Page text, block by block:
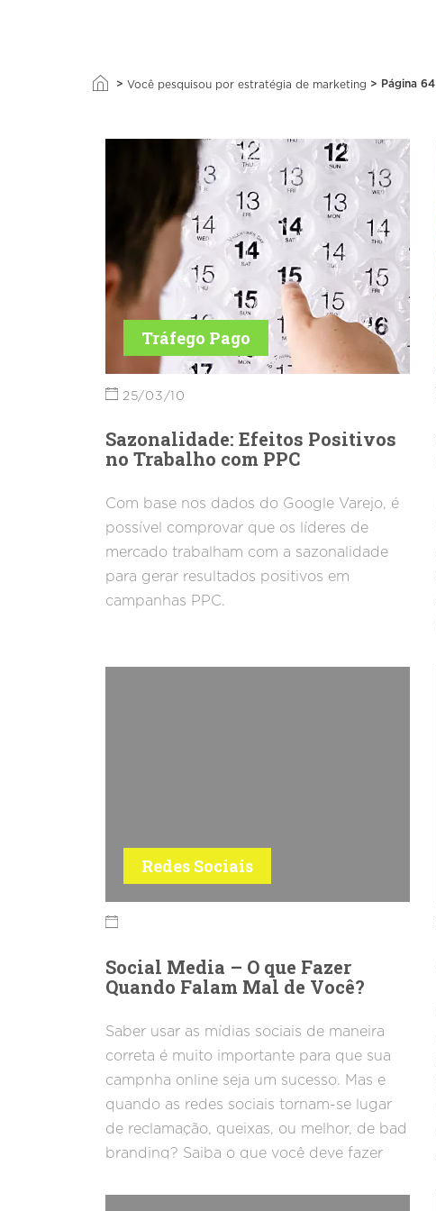
> Você pesquisou por estratégia de marketing > Página 64
Tráfego Pago
25/03/10
Sazonalidade: Efeitos Positivos
no Trabalho com PPC
Com base nos dados do Google Varejo, é
possível comprovar que os líderes de
mercado trabalham com a sazonalidade
para gerar resultados positivos em
campanhas PPC.
Redes Sociais
Social Media – O que Fazer
Quando Falam Mal de Você?
Saber usar as mídias sociais de maneira
correta é muito importante para que sua
campnha online seja um sucesso. Mas e
quando as redes sociais tornam-se lugar
de reclamação, queixas, ou melhor, de bad
branding? Saiba o que você deve fazer